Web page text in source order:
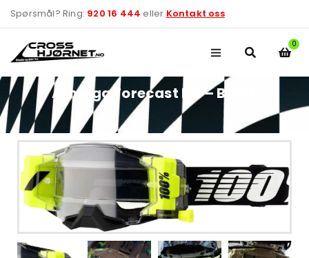
Spørsmål? Ring: 920 16 444 eller Kontakt oss
0
Armega Forecast Kit – Black